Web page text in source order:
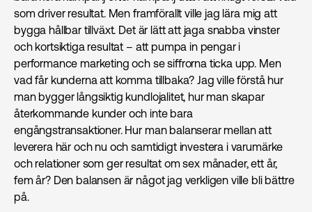
som driver resultat.​​​​​​​​​​​​​​​​ Men framförallt ville jag lära mig att
bygga hållbar tillväxt. Det är lätt att jaga snabba vinster
och kortsiktiga resultat – att pumpa in pengar i
performance marketing och se siffrorna ticka upp. Men
vad får kunderna att komma tillbaka? Jag ville förstå hur
man bygger långsiktig kundlojalitet, hur man skapar
återkommande kunder och inte bara
engångstransaktioner. Hur man balanserar mellan att
leverera här och nu och samtidigt investera i varumärke
och relationer som ger resultat om sex månader, ett år,
fem år? Den balansen är något jag verkligen ville bli bättre
på.